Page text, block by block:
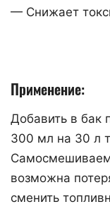
— Снижает
Применение:
Добавить в бак
300 мл на 30 л
возможна
сменить